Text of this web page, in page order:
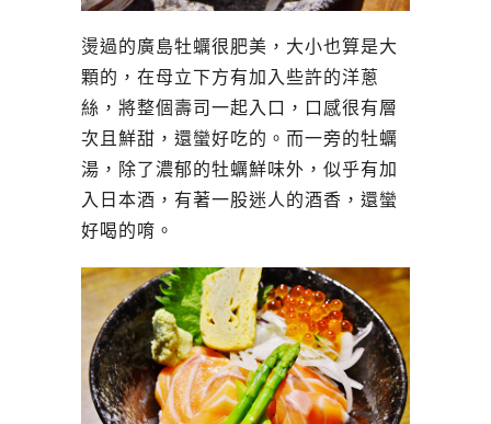
燙過的廣島牡蠣很肥美，大小也算是大
顆的，在母立下方有加入些許的洋蔥
絲，將整個壽司一起入口，口感很有層
次且鮮甜，還蠻好吃的。而一旁的牡蠣
湯，除了濃郁的牡蠣鮮味外，似乎有加
入日本酒，有著一股迷人的酒香，還蠻
好喝的唷。